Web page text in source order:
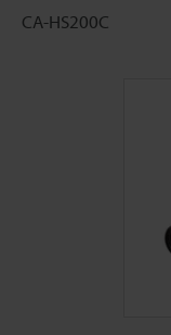
CA-HS200C